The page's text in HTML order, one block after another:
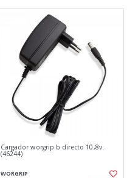
Cargador worgrip b directo 10,8v.
(46244)
WORGRIP